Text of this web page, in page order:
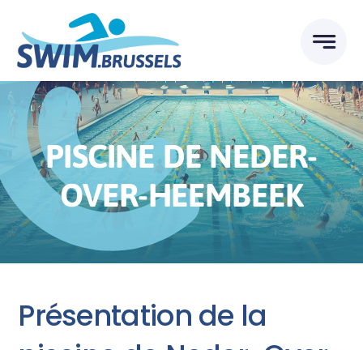
content
PISCINE DE NEDER-
OVER-HEEMBEEK
Présentation de la